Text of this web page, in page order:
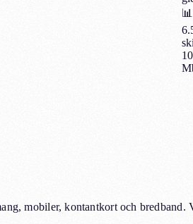
📊
mobiler, kontantkort och